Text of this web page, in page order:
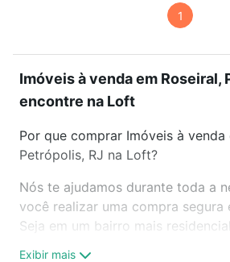
1
Imóveis à venda em Roseiral,
encontre na Loft
Por que comprar Imóveis à venda
Petrópolis, RJ na Loft?
Nós te ajudamos durante toda a
você realizar uma compra segura
Seja em um bairro mais
Exibir mais